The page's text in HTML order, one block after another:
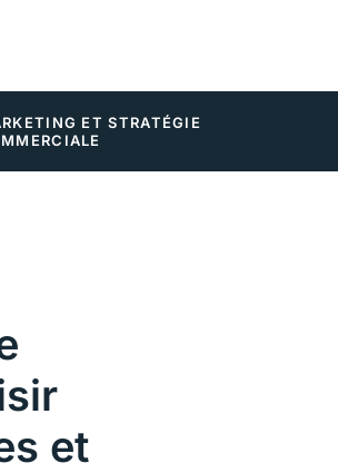
ET STRATÉGIE
et